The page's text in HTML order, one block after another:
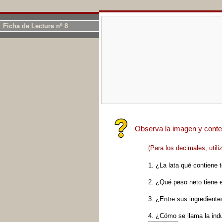
Ficha de Lectura nº 8
Observa la imagen y
(Para los decimales,
1. ¿La lata qué contiene
2. ¿Qué peso neto tiene
3. ¿Entre sus
4. ¿Cómo se llama la